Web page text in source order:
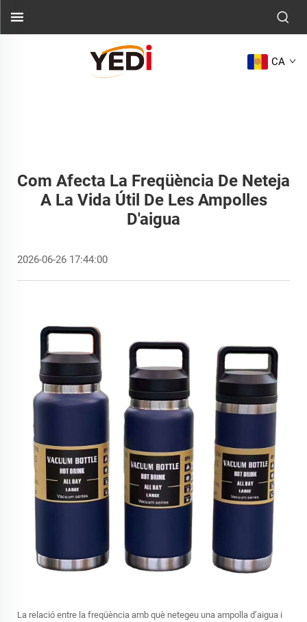
CA
Com Afecta La Freqüència De Neteja
A La Vida Útil De Les Ampolles
D'aigua
2026-06-26 17:44:00
La relació entre la freqüència amb què netegeu una ampolla d’aigua i